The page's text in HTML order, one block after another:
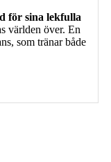
för sina lekfulla
världen över. En
som tränar både